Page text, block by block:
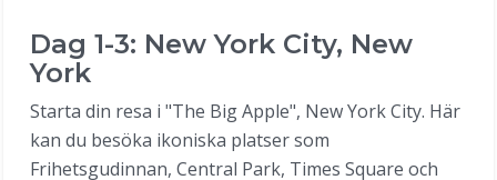
Dag 1-3: New York City, New
York
Starta din resa i "The Big Apple", New York City. Här
kan du besöka ikoniska platser som
Frihetsgudinnan, Central Park, Times Square och